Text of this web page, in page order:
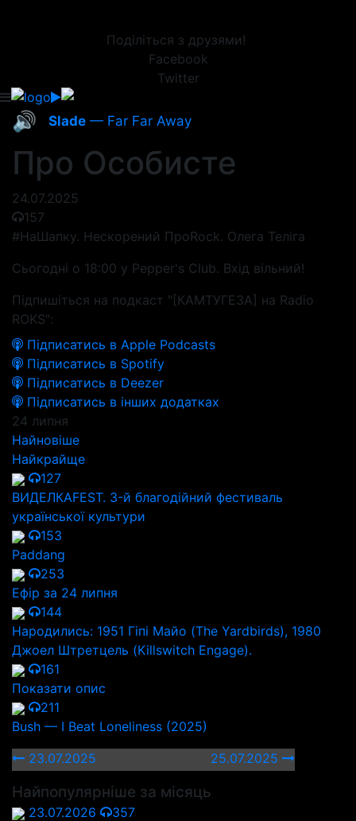
Поділіться з друзями!
Facebook
Twitter
🔊 Slade — Far Far Away
Про Особисте
24.07.2025
157
#НаШапку. Нескорений ПроRock. Олега Теліга
Сьогодні о 18:00 у Pepper's Club. Вхід вільний!
Підпишіться на подкаст "[КАМТУГЕЗА] на Radio
ROKS":
Підписатись в Apple Podcasts
Підписатись в Spotify
Підписатись в Deezer
Підписатись в інших додатках
24 липня
Найновіше
Найкрайще
127
ВИДЕЛКАFEST. 3-й благодійний фестиваль
української культури
153
Paddang
253
Ефір за 24 липня
144
Народились: 1951 Гіпі Майо (The Yardbirds), 1980
Джоел Штретцель (Killswitch Engage).
161
Показати опис
211
Bush — I Beat Loneliness (2025)
23.07.2025
25.07.2025
Найпопулярніше за місяць
23.07.2026
357